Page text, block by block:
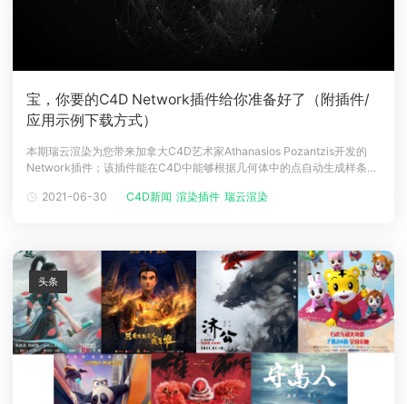
宝，你要的C4D Network插件给你准备好了（附插件/
应用示例下载方式）
本期瑞云渲染为您带来加拿大C4D艺术家Athanasios Pozantzis开发的
Network插件；该插件能在C4D中能够根据几何体中的点自动生成样条，
到使用方法、应用示例，本篇文章为您一网打尽！Network插件应用示例
2021-06-30 C4D新闻 渲染插件 瑞云渲染
头条